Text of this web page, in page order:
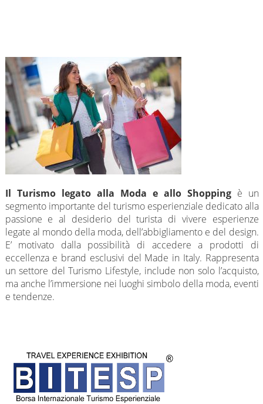
Il Turismolegato alla Moda e allo Shoppingè un
segmento importante del turismo esperienziale dedicato alla
passione e al desiderio del turista di vivere esperienze
legate al mondo della moda, dell’abbigliamento e del design.
E’ motivato dalla possibilità di accedere a prodotti di
eccellenza e brand esclusivi del Made in Italy. Rappresenta
un settore del Turismo Lifestyle, include non solo l’acquisto,
ma anche l’immersione nei luoghi simbolo della moda, eventi
e tendenze.